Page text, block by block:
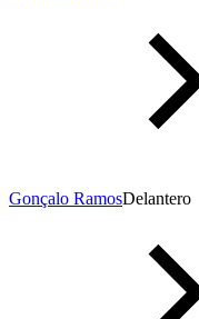
Gonçalo RamosDelantero